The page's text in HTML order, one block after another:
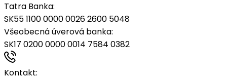
Tatra Banka:
SK55 1100 0000 0026 2600 5048
Všeobecná úverová banka:
SK17 0200 0000 0014 7584 0382
Kontakt: